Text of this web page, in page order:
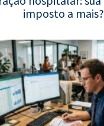
imposto a mais?